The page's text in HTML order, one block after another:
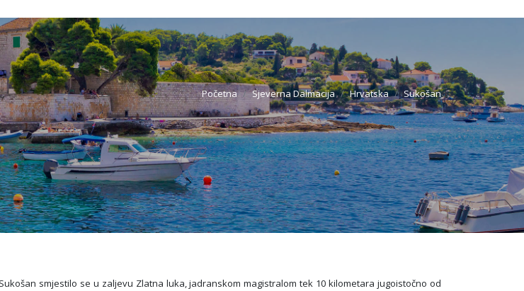
Početna Sjeverna Dalmacija Hrvatska Sukošan
smjestilo se u zaljevu Zlatna luka, jadranskom magistralom tek 10 kilometara jugoistočno od